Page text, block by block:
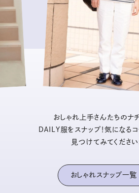
おしゃれ上手さんたちのナ
DAILY服をスナップ！気になるコ
見つけてみてください
おしゃれスナップ一覧